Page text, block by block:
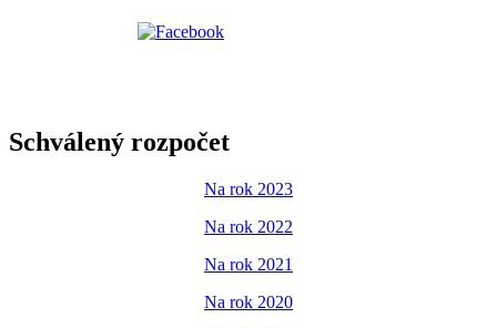
Schválený rozpočet
Na rok 2023
Na rok 2022
Na rok 2021
Na rok 2020